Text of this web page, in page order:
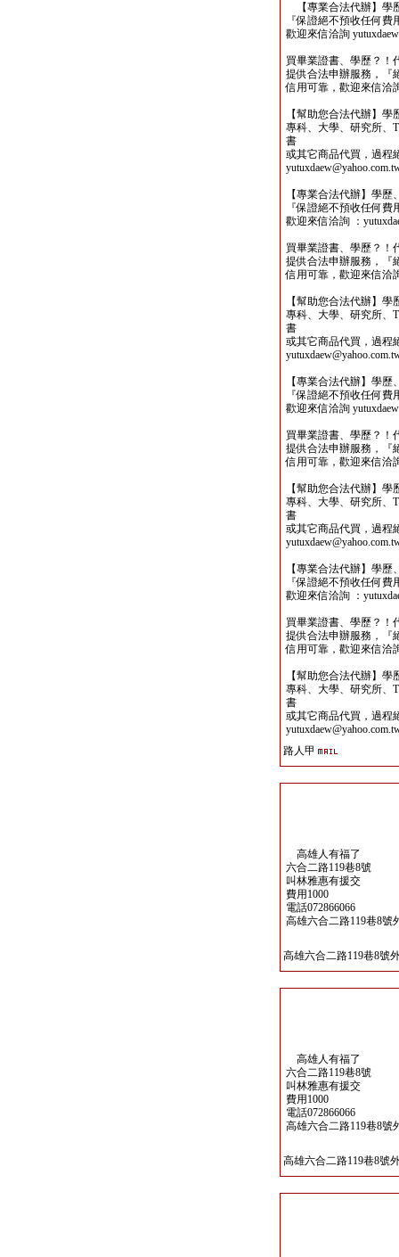
【專業合法代辦】學
『保證絕不預收任何
歡迎來信洽詢
買畢業證書、學歷？！
提供合法申辦服務，『
信用可靠，歡迎來信洽
【幫助您合法代辦】
專科、大學、研究所、
書
或其它商品代買，過程
【專業合法代辦】學
『保證絕不預收任何
歡迎來信洽詢 ：
買畢業證書、學歷？！
提供合法申辦服務，『
信用可靠，歡迎來信洽
【幫助您合法代辦】
專科、大學、研究所、
書
或其它商品代買，過程
【專業合法代辦】學
『保證絕不預收任何
歡迎來信洽詢
買畢業證書、學歷？！
提供合法申辦服務，『
信用可靠，歡迎來信洽
【幫助您合法代辦】
專科、大學、研究所、
書
或其它商品代買，過程
【專業合法代辦】學
『保證絕不預收任何
歡迎來信洽詢 ：
買畢業證書、學歷？！
提供合法申辦服務，『
信用可靠，歡迎來信洽
【幫助您合法代辦】
專科、大學、研究所、
書
或其它商品代買，過程
路人甲
高雄人有福了
六合二路119巷8號
叫林雅惠有援交
費用1000
電話072866066
高雄六合二路119巷8號
高雄六合二路119巷8號
高雄人有福了
六合二路119巷8號
叫林雅惠有援交
費用1000
電話072866066
高雄六合二路119巷8號
高雄六合二路119巷8號